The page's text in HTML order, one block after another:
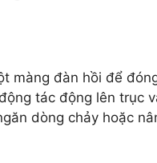
màng đàn hồi để
tác động lên trục
dòng chảy hoặc